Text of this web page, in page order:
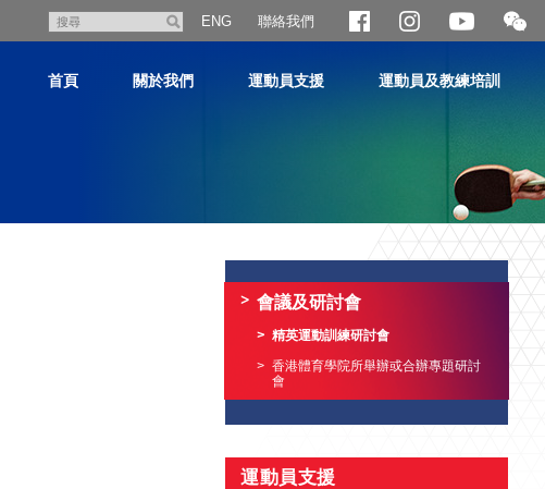
尋
ENG 聯絡我們
開
合
首頁 關於我們 運動員支援 運動員及教練培訓
會議及研討會
精英運動訓練研討會
香港體育學院所舉辦或合辦專題研討
會
運動員支援